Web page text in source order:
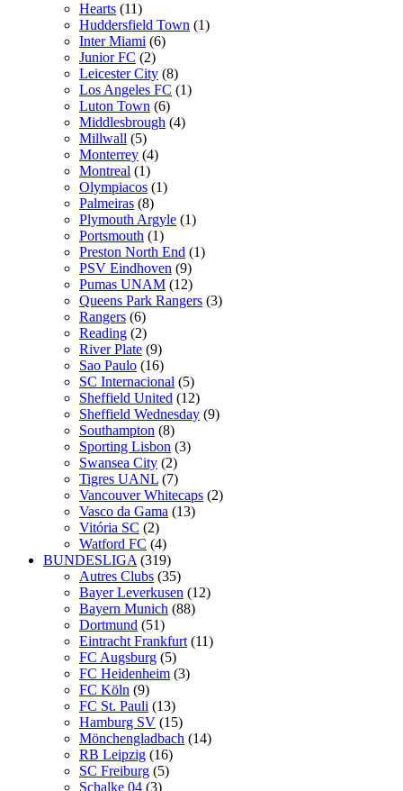
Hearts (11)
Huddersfield Town (1)
Inter Miami (6)
Junior FC (2)
Leicester City (8)
Los Angeles FC (1)
Luton Town (6)
Middlesbrough (4)
Millwall (5)
Monterrey (4)
Montreal (1)
Olympiacos (1)
Palmeiras (8)
Plymouth Argyle (1)
Portsmouth (1)
Preston North End (1)
PSV Eindhoven (9)
Pumas UNAM (12)
Queens Park Rangers (3)
Rangers (6)
Reading (2)
River Plate (9)
Sao Paulo (16)
SC Internacional (5)
Sheffield United (12)
Sheffield Wednesday (9)
Southampton (8)
Sporting Lisbon (3)
Swansea City (2)
Tigres UANL (7)
Vancouver Whitecaps (2)
Vasco da Gama (13)
Vitória SC (2)
Watford FC (4)
BUNDESLIGA (319)
Autres Clubs (35)
Bayer Leverkusen (12)
Bayern Munich (88)
Dortmund (51)
Eintracht Frankfurt (11)
FC Augsburg (5)
FC Heidenheim (3)
FC Köln (9)
FC St. Pauli (13)
Hamburg SV (15)
Mönchengladbach (14)
RB Leipzig (16)
SC Freiburg (5)
Schalke 04 (3)